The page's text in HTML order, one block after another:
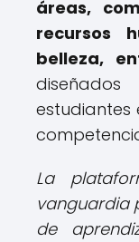
áreas,
recursos
belleza,
estudiantes
La
vanguardia
de